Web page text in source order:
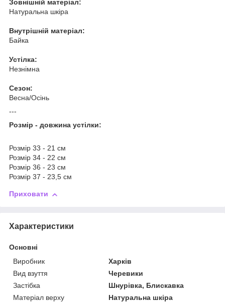
Зовнішній матеріал:
Натуральна шкіра
Внутрішній матеріал:
Байка
Устілка:
Незнімна
Сезон:
Весна/Осінь
---
Розмір - довжина устілки:
Розмір 33 - 21 см
Розмір 34 - 22 см
Розмір 36 - 23 см
Розмір 37 - 23,5 см
Приховати
Характеристики
Основні
Виробник
Харків
Вид взуття
Черевики
Застібка
Шнурівка, Блискавка
Матеріал верху
Натуральна шкіра